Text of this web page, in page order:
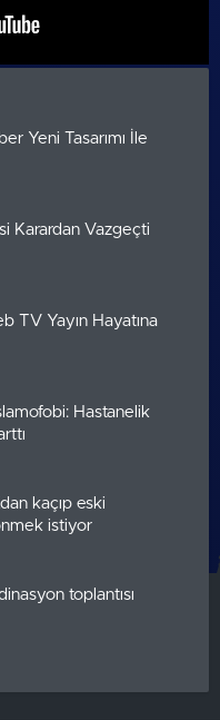
Yeni Tasarımı İle
Karardan Vazgeçti
TV Yayın Hayatına
Hastanelik
kaçıp eski
istiyor
toplantısı